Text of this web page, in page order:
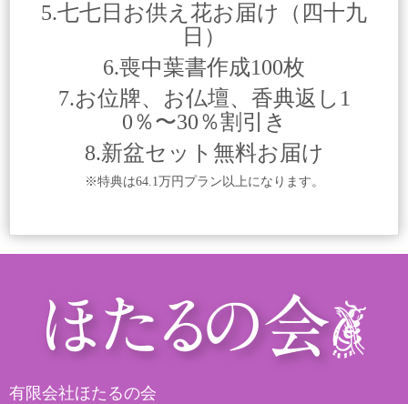
5.七七日お供え花お届け（四十九
日）
6.喪中葉書作成100枚
7.お位牌、お仏壇、香典返し1
0％〜30％割引き
8.新盆セット無料お届け
※特典は64.1万円プラン以上になります。
有限会社ほたるの会